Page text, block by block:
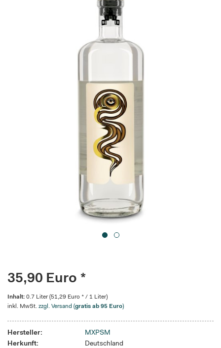
35,90 Euro *
Inhalt: 0.7 Liter (51,29 Euro * / 1 Liter)
inkl. MwSt. zzgl. Versand (gratis ab 95 Euro)
Hersteller:
MXPSM
Herkunft:
Deutschland